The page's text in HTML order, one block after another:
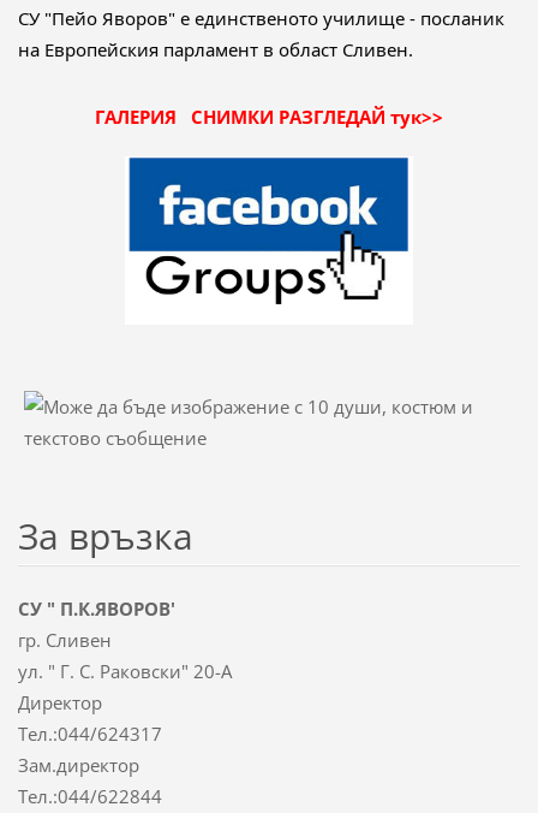
СУ "Пейо Яворов" е единственото училище - посланик
на Европейския парламент в област Сливен.
ГАЛЕРИЯ СНИМКИ РАЗГЛЕДАЙ тук>>
За връзка
СУ " П.К.ЯВОРОВ'
гр. Сливен
ул. " Г. С. Раковски" 20-А
Директор
Тел.:044/624317
Зам.директор
Тел.:044/622844